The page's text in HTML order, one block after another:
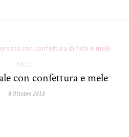
DOLCI
con confettura e mele
8 Ottobre 2018